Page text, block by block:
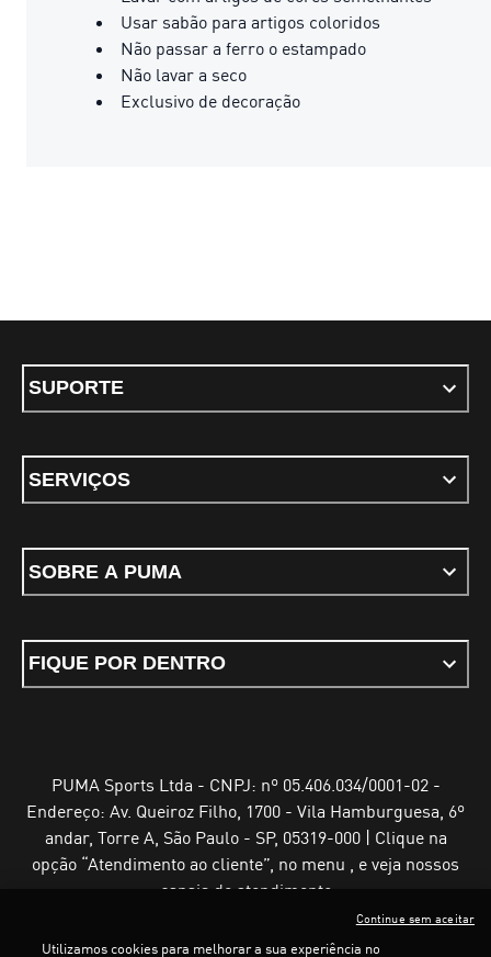
Usar sabão para artigos coloridos
Não passar a ferro o estampado
Não lavar a seco
Exclusivo de decoração
SUPORTE
SERVIÇOS
SOBRE A PUMA
FIQUE POR DENTRO
PUMA Sports Ltda - CNPJ: nº 05.406.034/0001-02 -
Endereço: Av. Queiroz Filho, 1700 - Vila Hamburguesa, 6º
andar, Torre A, São Paulo - SP, 05319-000 | Clique na
opção “Atendimento ao cliente”, no menu , e veja nossos
canais de atendimento
Utilizamos cookies para melhorar a sua experiência no
Continue sem aceitar